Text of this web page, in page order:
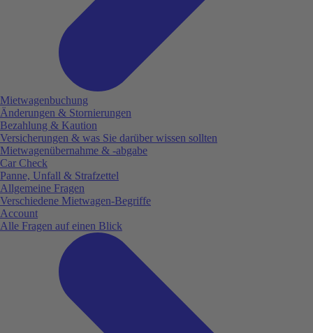
Mietwagenbuchung
Änderungen & Stornierungen
Bezahlung & Kaution
Versicherungen & was Sie darüber wissen sollten
Mietwagenübernahme & -abgabe
Car Check
Panne, Unfall & Strafzettel
Allgemeine Fragen
Verschiedene Mietwagen-Begriffe
Account
Alle Fragen auf einen Blick